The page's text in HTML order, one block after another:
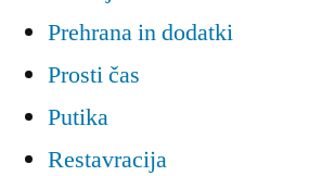
Prehrana in dodatki
Prosti čas
Putika
Restavracija